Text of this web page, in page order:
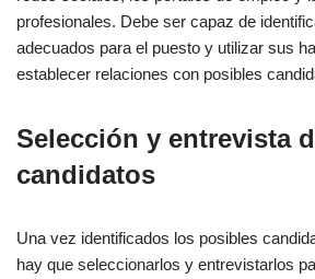
profesionales. Debe ser capaz de
adecuados para el puesto y utilizar sus
establecer relaciones con posibles
Selección y entrevista
candidatos
Una vez identificados los posibles
hay que seleccionarlos y entrevistarlos